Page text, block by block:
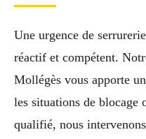
Une urgence de
réactif et compétent.
Mollégès vous apporte
les situations de blocage
qualifié, nous